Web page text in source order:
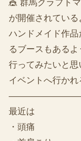
🎪 群馬クラフト
が開催されている
ハンドメイド作
るブースもある
行ってみたいと思
イベントへ行か
最近は
・頭痛